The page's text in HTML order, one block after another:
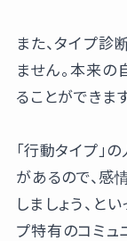
また、タイプ診
ません。本来
ることができます
「行動タイプ」
があるので、感
しましょう、と
プ特有のコミュ